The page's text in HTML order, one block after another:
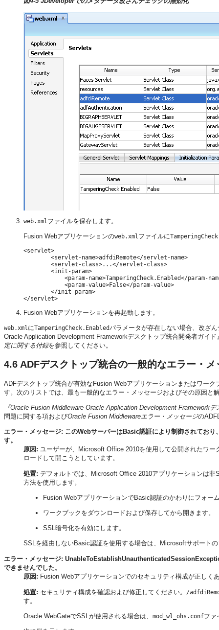
web.xmlファイルを保存します。
Fusion Webアプリケーションのweb.xmlファイルに
<servlet>
        <servlet-name>adfdiRemote</servlet-name>
        <servlet-class>...</servlet-class>
        <init-param>
<param-name>TamperingCheck.Enabled</param-
            <param-value>False</param-value>
        </init-param>
Fusion Webアプリケーションを再起動します。
web.xmlにTamperingCheck.Enabledパラメータが存在しない場合、改ざ
Oracle Application Development Frameworkデスクトップ統合開発者ガイド
定に関する付録を参照してください。
4.6 ADFデスクトップ統合の一般的なエラー・
ADFデスクトップ統合が有効なFusion Webアプリケーションまたはワー
す。次のリストでは、最も一般的なエラー・メッセージおよびその原因と
『Oracle Fusion Middleware Oracle Application Development Framework
問題に関する項およびOracle Fusion Middlewareエラー・メッセージの
エラー・メッセージ: このWebサーバーはBasic認証により制御されてお
す。
原因: ユーザーが、Microsoft Office 2010を使用して公開されたワ
ロードして開こうとしています。
処置: デフォルトでは、Microsoft Office 2010アプリケーションは
方法を使用します。
Fusion WebアプリケーションでBasic認証のかわりにフォー
ワークブックをダウンロードおよび保存してから開きます。
SSL暗号化を有効にします。
SSLを経由しないBasic認証を使用する場合は、Microsoftサポート
エラー・メッセージ:
できませんでした。
原因: Fusion Webアプリケーションでのセキュリティ構成が正しく
処置: セキュリティ構成を確認および修正してください。 /
す。
Oracle WebGateでSSLが使用される場合は、 mod_wl_ohs.confファ